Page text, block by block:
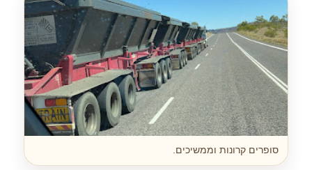
סופרים קרונות וממשיכים.